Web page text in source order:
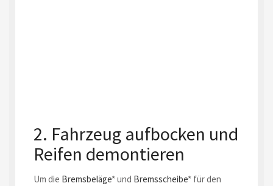
2. Fahrzeug aufbocken und
Reifen demontieren
Um die Bremsbeläge* und Bremsscheibe* für den